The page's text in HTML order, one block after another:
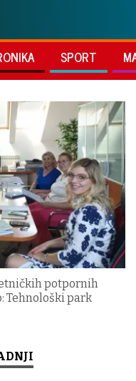
SPORT
potpornih
Tehnološki park